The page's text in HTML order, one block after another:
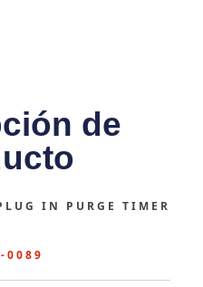
de
IN PURGE TIMER
0089